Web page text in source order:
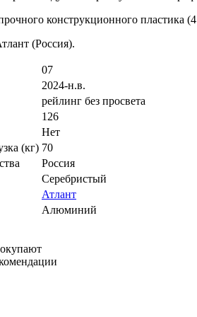
конструкционного пластика
(Россия).
07
2024-н.в.
рейлинг без просвета
126
Нет
(кг) 70
Россия
Серебристый
Атлант
Алюминий